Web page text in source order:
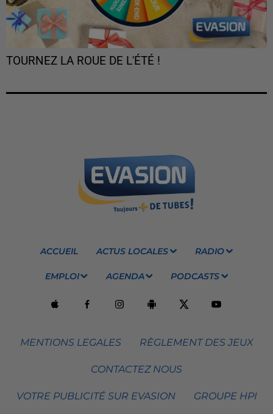
TOURNEZ LA ROUE DE L'ÉTÉ !
ACCUEIL ACTUS LOCALES RADIO
EMPLOI AGENDA PODCASTS
MENTIONS LEGALES RÈGLEMENT DES JEUX
CONTACTEZ NOUS
VOTRE PUBLICITÉ SUR EVASION GROUPE HPI